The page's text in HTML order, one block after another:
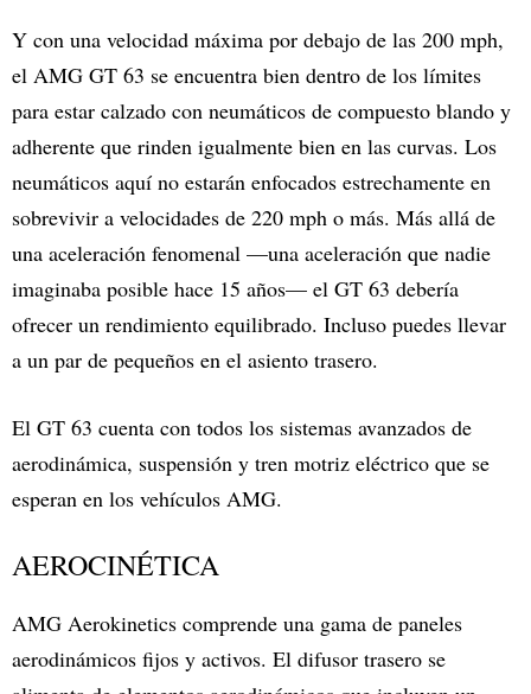
Y con una velocidad máxima por debajo de las 200 mph,
el AMG GT 63 se encuentra bien dentro de los límites
para estar calzado con neumáticos de compuesto blando y
adherente que rinden igualmente bien en las curvas. Los
neumáticos aquí no estarán enfocados estrechamente en
sobrevivir a velocidades de 220 mph o más. Más allá de
una aceleración fenomenal —una aceleración que nadie
imaginaba posible hace 15 años— el GT 63 debería
ofrecer un rendimiento equilibrado. Incluso puedes llevar
a un par de pequeños en el asiento trasero.
El GT 63 cuenta con todos los sistemas avanzados de
aerodinámica, suspensión y tren motriz eléctrico que se
esperan en los vehículos AMG.
AEROCINÉTICA
AMG Aerokinetics comprende una gama de paneles
aerodinámicos fijos y activos. El difusor trasero se